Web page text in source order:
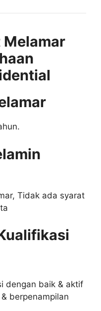
Melamar
Tidak ada syarat
dengan baik & aktif
berpenampilan